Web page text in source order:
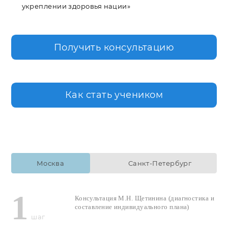
укреплении здоровья нации»
Получить консультацию
Как стать учеником
Москва Санкт-Петербург
1 шаг
Консультация М.Н. Щетинина (диагностика и
составление индивидуального плана)